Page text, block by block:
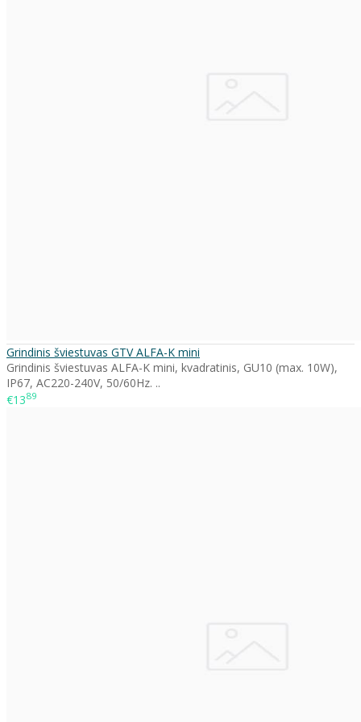
Grindinis šviestuvas GTV ALFA-K mini
Grindinis šviestuvas ALFA-K mini, kvadratinis, GU10 (max. 10W),
IP67, AC220-240V, 50/60Hz. ..
€1389